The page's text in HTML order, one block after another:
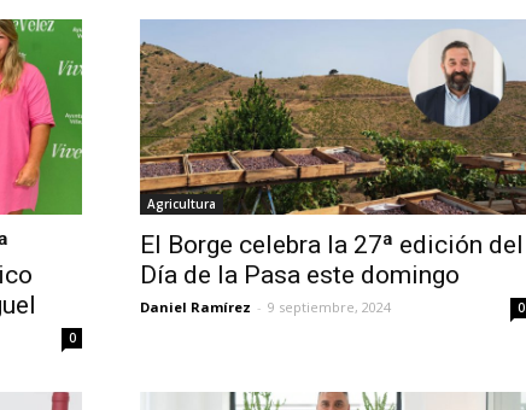
0
Agricultura
El Borge celebra la 27ª edición del
Día de la Pasa este domingo
Daniel Ramírez - 9 septiembre, 2024 0